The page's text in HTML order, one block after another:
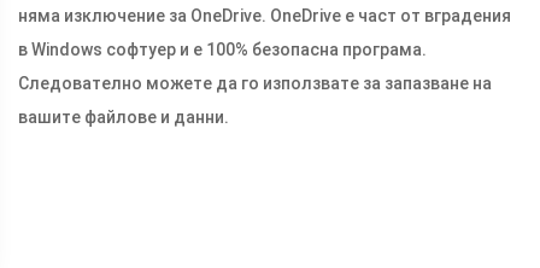
няма изключение за OneDrive. OneDrive е част от вградения
в Windows софтуер и е 100% безопасна програма.
Следователно можете да го използвате за запазване на
вашите файлове и данни.